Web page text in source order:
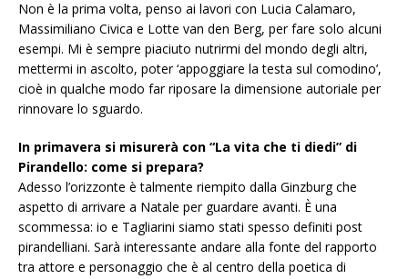
Non è la prima volta, penso ai lavori con Lucia Calamaro,
Massimiliano Civica e Lotte van den Berg, per fare solo alcuni
esempi. Mi è sempre piaciuto nutrirmi del mondo degli altri,
mettermi in ascolto, poter ‘appoggiare la testa sul comodino’,
cioè in qualche modo far riposare la dimensione autoriale per
rinnovare lo sguardo.
In primavera si misurerà con “La vita che ti diedi” di
Pirandello: come si prepara?
Adesso l’orizzonte è talmente riempito dalla Ginzburg che
aspetto di arrivare a Natale per guardare avanti. È una
scommessa: io e Tagliarini siamo stati spesso definiti post
pirandelliani. Sarà interessante andare alla fonte del rapporto
tra attore e personaggio che è al centro della poetica di